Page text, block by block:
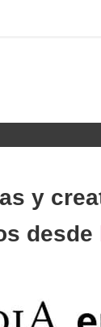
y
desde